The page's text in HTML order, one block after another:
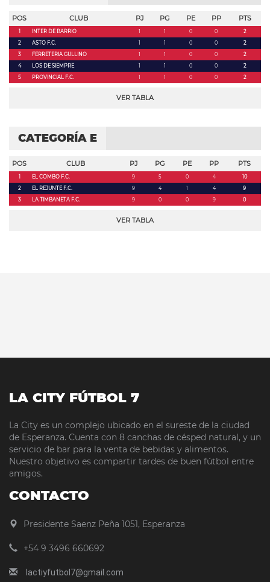
POS CLUB PJ PG PE PP PTS
1 INTER DE BARRIO 1 1 0 0
2
2
ASTO F.C. 1 1 0 0
2
3
FERRETERIA GULLINO 1 1 0 0
2
4
LOS DE SIEMPRE 1 1 0 0
2
5
PROVINCIAL F.C. 1 1 0 0 2
VER TABLA
CATEGORÍA E
POS CLUB PJ PG PE PP PTS
1 EL COMBO F.C. 9 5 0 4
10
2
EL REJUNTE F.C. 9 4 1 4
9
3
LA TIMBANETA F.C. 9 0 0 9 0
VER TABLA
LA CITY FÚTBOL 7
La City es un complejo ubicado en el sureste de la ciudad
de Esperanza. Cuenta con 8 canchas de césped natural, y un
servicio de bar para la venta de bebidas y alimentos.
Nuestro objetivo es compartir tardes de buen fútbol entre
amigos.
CONTACTO
Presidente Saenz Peña 1051, Esperanza
+54 9 3496 660692
lactiyfutbol7@gmail.com